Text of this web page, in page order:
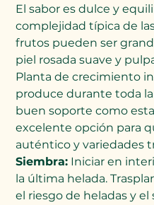
El sabor es dulce y
complejidad típica de
frutos pueden ser
piel rosada suave y
Planta de crecimiento
produce durante toda
buen soporte como
excelente opción para
auténtico y variedades
Siembra: Iniciar en
la última helada.
el riesgo de heladas y